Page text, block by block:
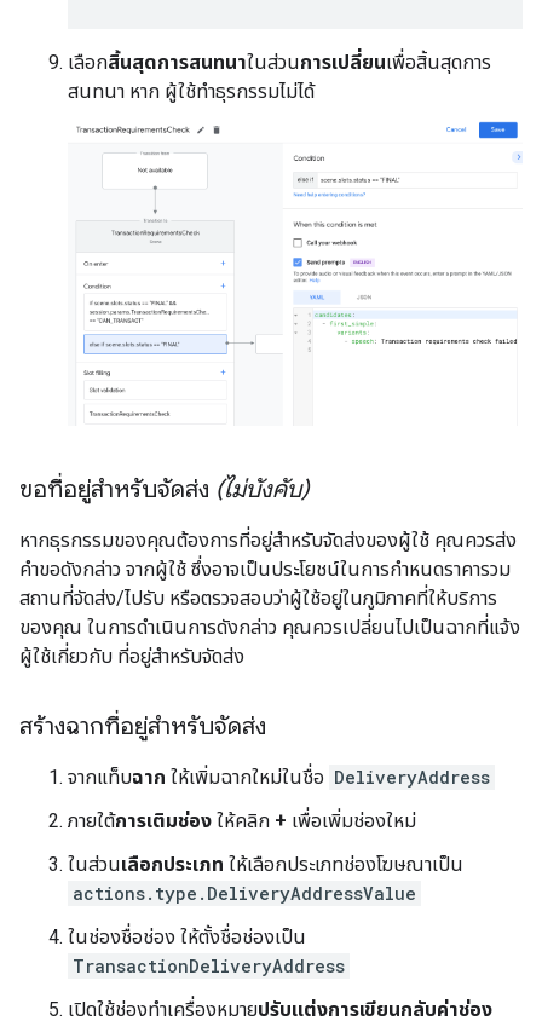
เลือกสิ้นสุดการสนทนาในส่วนการเปลี่ยนเพื่อสิ้นสุดการ
สนทนา หาก ผู้ใช้ทำธุรกรรมไม่ได้
ขอที่อยู่สำหรับจัดส่ง (ไม่บังคับ)
หากธุรกรรมของคุณต้องการที่อยู่สำหรับจัดส่งของผู้ใช้ คุณควรส่ง
คำขอดังกล่าว จากผู้ใช้ ซึ่งอาจเป็นประโยชน์ในการกำหนดราคารวม
สถานที่จัดส่ง/ไปรับ หรือตรวจสอบว่าผู้ใช้อยู่ในภูมิภาคที่ให้บริการ
ของคุณ ในการดำเนินการดังกล่าว คุณควรเปลี่ยนไปเป็นฉากที่แจ้ง
ผู้ใช้เกี่ยวกับ ที่อยู่สำหรับจัดส่ง
สร้างฉากที่อยู่สำหรับจัดส่ง
จากแท็บฉาก ให้เพิ่มฉากใหม่ในชื่อ DeliveryAddress
ภายใต้การเติมช่อง ให้คลิก + เพื่อเพิ่มช่องใหม่
ในส่วนเลือกประเภท ให้เลือกประเภทช่องโฆษณาเป็น
actions.type.DeliveryAddressValue
ในช่องชื่อช่อง ให้ตั้งชื่อช่องเป็น
TransactionDeliveryAddress
เปิดใช้ช่องทำเครื่องหมายปรับแต่งการเขียนกลับค่าช่อง